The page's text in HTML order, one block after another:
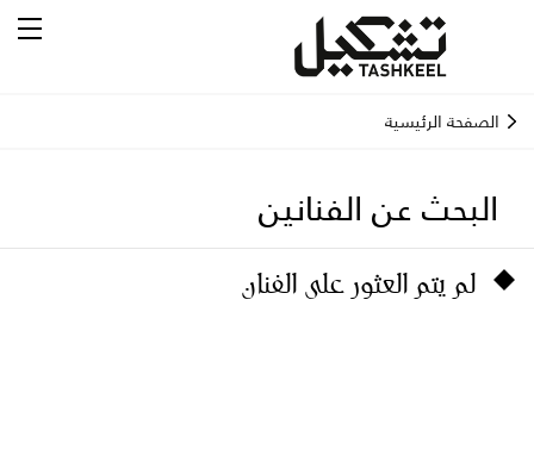
الصفحة الرئيسية
البحث عن الفنانين
لم يتم العثور على الفنان